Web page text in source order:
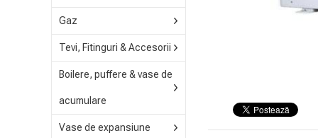
Gaz
Tevi, Fitinguri & Accesorii
Boilere, puffere & vase de
acumulare
Vase de expansiune